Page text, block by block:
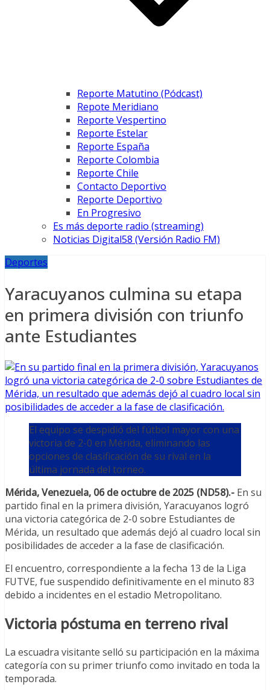
Reporte Matutino (Pódcast)
Repote Meridiano
Reporte Vespertino
Reporte Estelar
Reporte España
Reporte Colombia
Reporte Chile
Contacto Deportivo
Reporte Deportivo
En Progresivo
Es más deporte radio (streaming)
Noticias Digital58 (Versión Radio FM)
Deportes
Yaracuyanos culmina su etapa
en primera división con triunfo
ante Estudiantes
El equipo se despidió del fútbol mayor con una
victoria de 2-0 en Mérida, eliminando las
opciones de clasificación de su rival en la
última jornada del torneo.
Mérida, Venezuela, 06 de octubre de 2025 (ND58).- En su
partido final en la primera división, Yaracuyanos logró
una victoria categórica de 2-0 sobre Estudiantes de
Mérida, un resultado que además dejó al cuadro local sin
posibilidades de acceder a la fase de clasificación.
El encuentro, correspondiente a la fecha 13 de la Liga
FUTVE, fue suspendido definitivamente en el minuto 83
debido a incidentes en el estadio Metropolitano.
Victoria póstuma en terreno rival
La escuadra visitante selló su participación en la máxima
categoría con su primer triunfo como invitado en toda la
temporada.